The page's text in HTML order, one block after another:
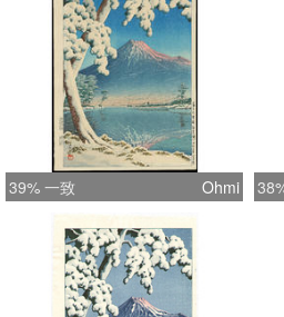
39% 一致 Ohmi